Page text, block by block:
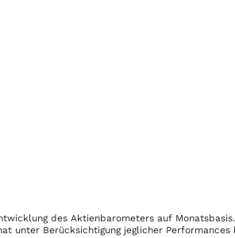
des Aktienbarometers auf
unter Berücksichtigung jeglicher Performances